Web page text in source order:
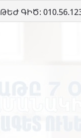
ԹԵԺ ԳԻԾ: